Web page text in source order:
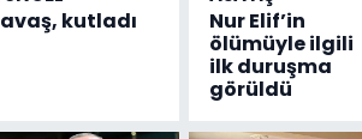
kutladı
Nur Elif’in
ölümüyle ilgili
ilk duruşma
görüldü